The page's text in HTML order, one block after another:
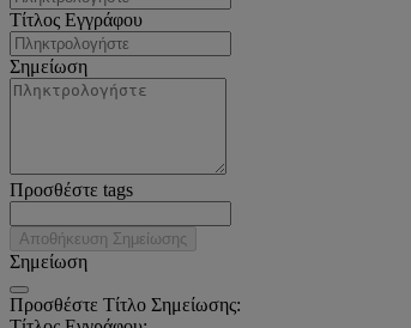
Τίτλος Εγγράφου
Σημείωση
Προσθέστε tags
Αποθήκευση Σημείωσης
Σημείωση
Προσθέστε Τίτλο Σημείωσης: